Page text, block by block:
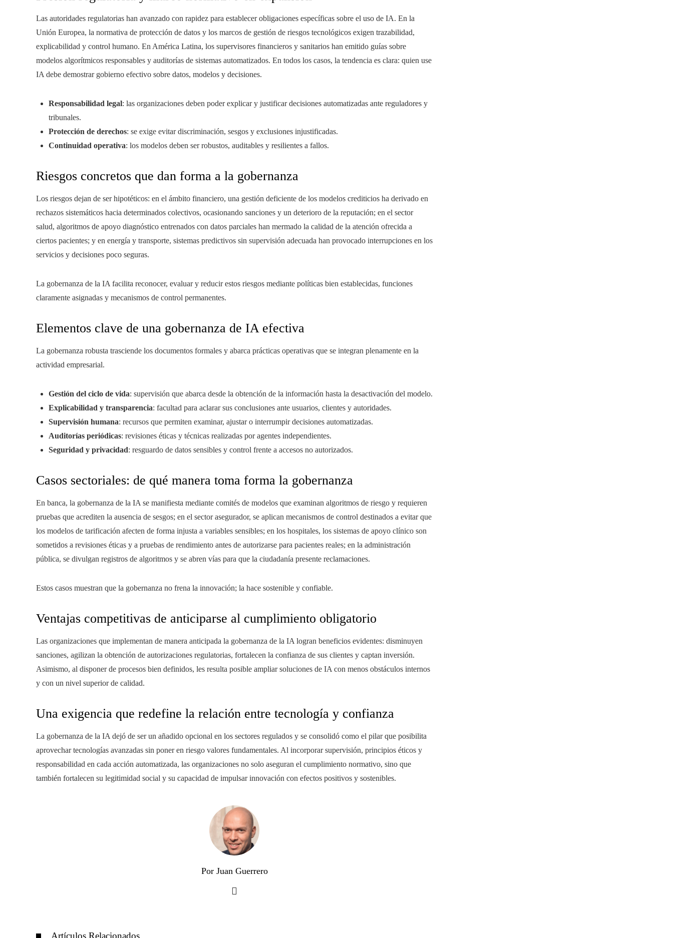
Las autoridades regulatorias han avanzado con rapidez para establecer obligaciones específicas sobre el uso de IA. En la
Unión Europea, la normativa de protección de datos y los marcos de gestión de riesgos tecnológicos exigen trazabilidad,
explicabilidad y control humano. En América Latina, los supervisores financieros y sanitarios han emitido guías sobre
modelos algorítmicos responsables y auditorías de sistemas automatizados. En todos los casos, la tendencia es clara: quien use
IA debe demostrar gobierno efectivo sobre datos, modelos y decisiones.
Responsabilidad legal: las organizaciones deben poder explicar y justificar decisiones automatizadas ante reguladores y
tribunales.
Protección de derechos: se exige evitar discriminación, sesgos y exclusiones injustificadas.
Continuidad operativa: los modelos deben ser robustos, auditables y resilientes a fallos.
Riesgos concretos que dan forma a la gobernanza
Los riesgos dejan de ser hipotéticos: en el ámbito financiero, una gestión deficiente de los modelos crediticios ha derivado en
rechazos sistemáticos hacia determinados colectivos, ocasionando sanciones y un deterioro de la reputación; en el sector
salud, algoritmos de apoyo diagnóstico entrenados con datos parciales han mermado la calidad de la atención ofrecida a
ciertos pacientes; y en energía y transporte, sistemas predictivos sin supervisión adecuada han provocado interrupciones en los
servicios y decisiones poco seguras.
La gobernanza de la IA facilita reconocer, evaluar y reducir estos riesgos mediante políticas bien establecidas, funciones
claramente asignadas y mecanismos de control permanentes.
Elementos clave de una gobernanza de IA efectiva
La gobernanza robusta trasciende los documentos formales y abarca prácticas operativas que se integran plenamente en la
actividad empresarial.
Gestión del ciclo de vida: supervisión que abarca desde la obtención de la información hasta la desactivación del modelo.
Explicabilidad y transparencia: facultad para aclarar sus conclusiones ante usuarios, clientes y autoridades.
Supervisión humana: recursos que permiten examinar, ajustar o interrumpir decisiones automatizadas.
Auditorías periódicas: revisiones éticas y técnicas realizadas por agentes independientes.
Seguridad y privacidad: resguardo de datos sensibles y control frente a accesos no autorizados.
Casos sectoriales: de qué manera toma forma la gobernanza
En banca, la gobernanza de la IA se manifiesta mediante comités de modelos que examinan algoritmos de riesgo y requieren
pruebas que acrediten la ausencia de sesgos; en el sector asegurador, se aplican mecanismos de control destinados a evitar que
los modelos de tarificación afecten de forma injusta a variables sensibles; en los hospitales, los sistemas de apoyo clínico son
sometidos a revisiones éticas y a pruebas de rendimiento antes de autorizarse para pacientes reales; en la administración
pública, se divulgan registros de algoritmos y se abren vías para que la ciudadanía presente reclamaciones.
Estos casos muestran que la gobernanza no frena la innovación; la hace sostenible y confiable.
Ventajas competitivas de anticiparse al cumplimiento obligatorio
Las organizaciones que implementan de manera anticipada la gobernanza de la IA logran beneficios evidentes: disminuyen
sanciones, agilizan la obtención de autorizaciones regulatorias, fortalecen la confianza de sus clientes y captan inversión.
Asimismo, al disponer de procesos bien definidos, les resulta posible ampliar soluciones de IA con menos obstáculos internos
y con un nivel superior de calidad.
Una exigencia que redefine la relación entre tecnología y confianza
La gobernanza de la IA dejó de ser un añadido opcional en los sectores regulados y se consolidó como el pilar que posibilita
aprovechar tecnologías avanzadas sin poner en riesgo valores fundamentales. Al incorporar supervisión, principios éticos y
responsabilidad en cada acción automatizada, las organizaciones no solo aseguran el cumplimiento normativo, sino que
también fortalecen su legitimidad social y su capacidad de impulsar innovación con efectos positivos y sostenibles.
Por Juan Guerrero
Artículos Relacionados